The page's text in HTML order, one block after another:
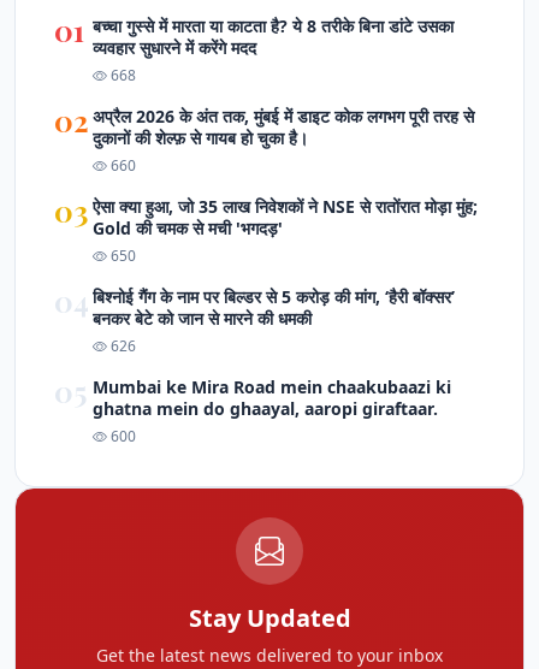
01 बच्चा गुस्से में मारता या काटता है? ये 8 तरीके बिना डांटे उसका
व्यवहार सुधारने में करेंगे मदद
668
02 अप्रैल 2026 के अंत तक, मुंबई में डाइट कोक लगभग पूरी तरह से
दुकानों की शेल्फ़ से गायब हो चुका है।
660
03 ऐसा क्‍या हुआ, जो 35 लाख न‍िवेशकों ने NSE से रातोंरात मोड़ा मुंह;
Gold की चमक से मची 'भगदड़'
650
04 बिश्नोई गैंग के नाम पर बिल्डर से 5 करोड़ की मांग, ‘हैरी बॉक्सर’
बनकर बेटे को जान से मारने की धमकी
626
05 Mumbai ke Mira Road mein chaakubaazi ki
ghatna mein do ghaayal, aaropi giraftaar.
600
Stay Updated
Get the latest news delivered to your inbox